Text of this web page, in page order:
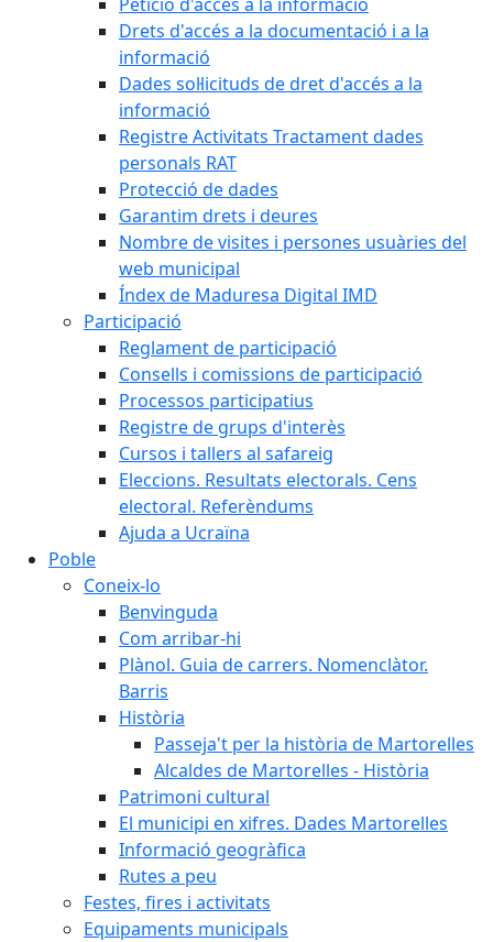
Drets d'accés a la documentació i a la
informació
Dades sol·licituds de dret d'accés a la
informació
Registre Activitats Tractament dades
personals RAT
Protecció de dades
Garantim drets i deures
Nombre de visites i persones usuàries del
web municipal
Índex de Maduresa Digital IMD
Participació
Reglament de participació
Consells i comissions de participació
Processos participatius
Registre de grups d'interès
Cursos i tallers al safareig
Eleccions. Resultats electorals. Cens
electoral. Referèndums
Ajuda a Ucraïna
Poble
Coneix-lo
Benvinguda
Com arribar-hi
Plànol. Guia de carrers. Nomenclàtor.
Barris
Història
Passeja't per la història de Martorelles
Alcaldes de Martorelles - Història
Patrimoni cultural
El municipi en xifres. Dades Martorelles
Informació geogràfica
Rutes a peu
Festes, fires i activitats
Equipaments municipals